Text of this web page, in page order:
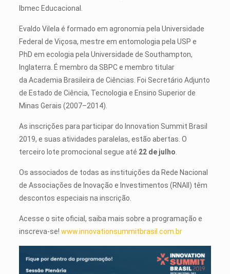
Ibmec Educacional.
Evaldo Vilela é formado em agronomia pela Universidade
Federal de Viçosa, mestre em entomologia pela USP e
PhD em ecologia pela Universidade de Southampton,
Inglaterra. É membro da SBPC e membro titular
da Academia Brasileira de Ciências. Foi Secretário Adjunto
de Estado de Ciência, Tecnologia e Ensino Superior de
Minas Gerais (2007–2014).
As inscrições para participar do Innovation Summit Brasil
2019, e suas atividades paralelas, estão abertas. O
terceiro lote promocional segue até 22 de julho
Os associados de todas as instituições da Rede Nacional
de Associações de Inovação e Investimentos (RNAII) têm
descontos especiais na inscrição.
Acesse o site oficial, saiba mais sobre a programação e
inscreva-se! www.innovationsummitbrasil.com.br